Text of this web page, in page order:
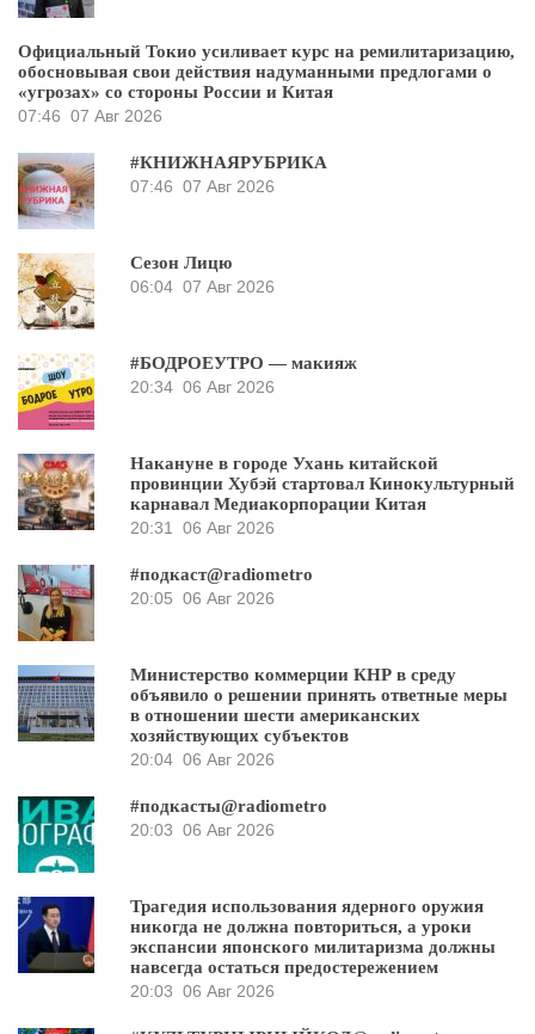
Официальный Токио усиливает курс на ремилитаризацию,
обосновывая свои действия надуманными предлогами о
«угрозах» со стороны России и Китая
07:46 07 Авг 2026
#КНИЖНАЯРУБРИКА
07:46 07 Авг 2026
Сезон Лицю
06:04 07 Авг 2026
#БОДРОЕУТРО — макияж
20:34 06 Авг 2026
Накануне в городе Ухань китайской
провинции Хубэй стартовал Кинокультурный
карнавал Медиакорпорации Китая
20:31
06 Авг 2026
#подкаст@radiometro
20:05 06 Авг 2026
Министерство коммерции КНР в среду
объявило о решении принять ответные меры
в отношении шести американских
хозяйствующих субъектов
20:04 06 Авг 2026
#подкасты@radiometro
20:03 06 Авг 2026
Трагедия использования ядерного оружия
никогда не должна повториться, а уроки
экспансии японского милитаризма должны
навсегда остаться предостережением
20:03 06 Авг 2026